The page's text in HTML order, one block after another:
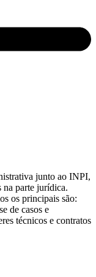
junto ao INPI,
na parte jurídica.
os principais são:
de casos e
técnicos e contratos